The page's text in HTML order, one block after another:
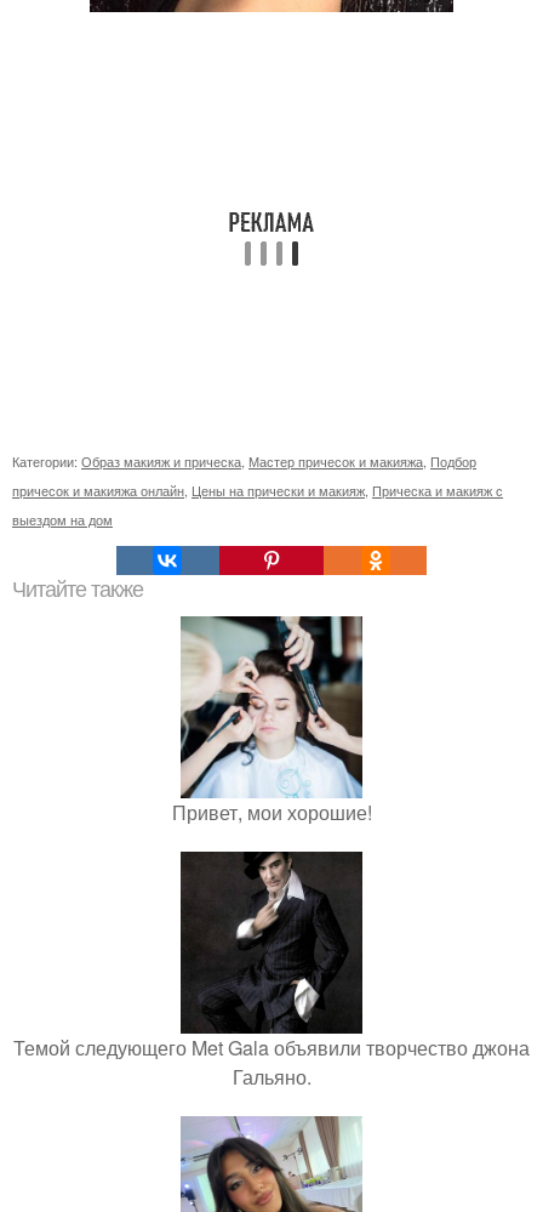
Категории: Образ макияж и прическа, Мастер причесок и макияжа, Подбор
причесок и макияжа онлайн, Цены на прически и макияж, Прическа и макияж с
выездом на дом
Читайте также
Привет, мои хорошие!
Темой следующего Met Gala объявили творчество джона
Гальяно.